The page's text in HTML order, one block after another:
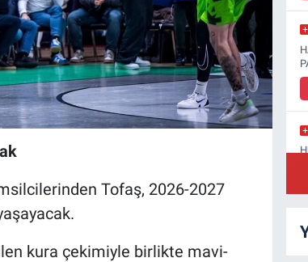
Tofaş, 2026-2027
kura çekimiyle birlikte mavi-